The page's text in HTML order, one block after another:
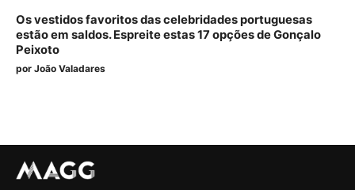
Os vestidos favoritos das celebridades portuguesas
estão em saldos. Espreite estas 17 opções de Gonçalo
Peixoto
por João Valadares